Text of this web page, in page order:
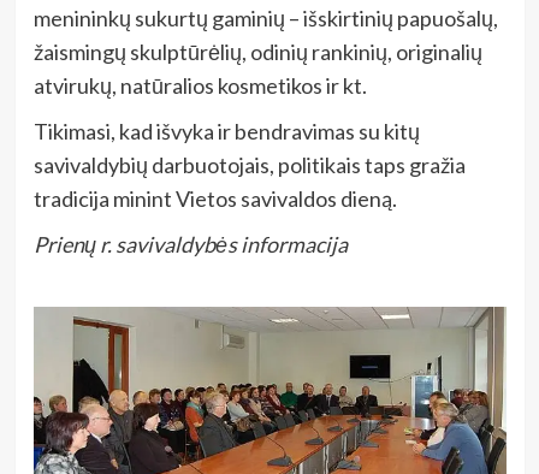
menininkų sukurtų gaminių – išskirtinių papuošalų,
žaismingų skulptūrėlių, odinių rankinių, originalių
atvirukų, natūralios kosmetikos ir kt.
Tikimasi, kad išvyka ir bendravimas su kitų
savivaldybių darbuotojais, politikais taps gražia
tradicija minintVietos savivaldos dieną.
Prienų r. savivaldybės informacija